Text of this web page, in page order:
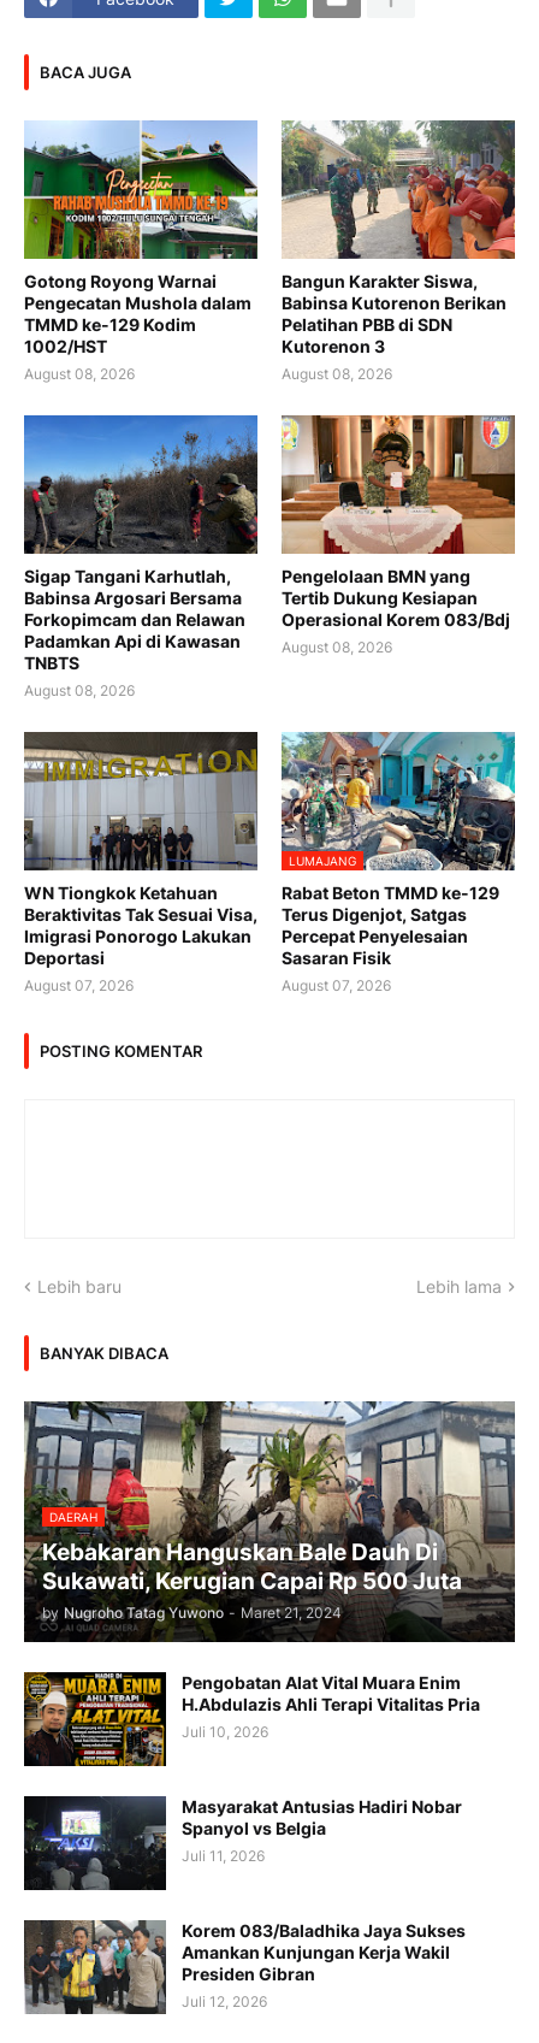
BACA JUGA
Gotong Royong Warnai
Pengecatan Mushola dalam
TMMD ke-129 Kodim
1002/HST
August 08, 2026
Bangun Karakter Siswa,
Babinsa Kutorenon Berikan
Pelatihan PBB di SDN
Kutorenon 3
August 08, 2026
Sigap Tangani Karhutlah,
Babinsa Argosari Bersama
Forkopimcam dan Relawan
Padamkan Api di Kawasan
TNBTS
August 08, 2026
Pengelolaan BMN yang
Tertib Dukung Kesiapan
Operasional Korem 083/Bdj
August 08, 2026
WN Tiongkok Ketahuan
Beraktivitas Tak Sesuai Visa,
Imigrasi Ponorogo Lakukan
Deportasi
August 07, 2026
LUMAJANG
Rabat Beton TMMD ke-129
Terus Digenjot, Satgas
Percepat Penyelesaian
Sasaran Fisik
August 07, 2026
POSTING KOMENTAR
Lebih baru Lebih lama
BANYAK DIBACA
DAERAH
Kebakaran Hanguskan Bale Dauh Di
Sukawati, Kerugian Capai Rp 500 Juta
by Nugroho Tatag Yuwono - Maret 21, 2024
Pengobatan Alat Vital Muara Enim
H.Abdulazis Ahli Terapi Vitalitas Pria
Juli 10, 2026
Masyarakat Antusias Hadiri Nobar
Spanyol vs Belgia
Juli 11, 2026
Korem 083/Baladhika Jaya Sukses
Amankan Kunjungan Kerja Wakil
Presiden Gibran
Juli 12, 2026